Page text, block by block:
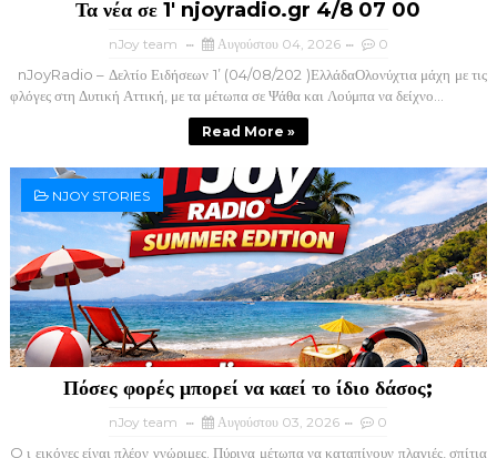
Τα νέα σε 1' njoyradio.gr 4/8 07 00
nJoy team Αυγούστου 04, 2026 0
nJoyRadio – Δελτίο Ειδήσεων 1’ (04/08/202 )ΕλλάδαΟλονύχτια μάχη με τις
φλόγες στη Δυτική Αττική, με τα μέτωπα σε Ψάθα και Λούμπα να δείχνο...
Read More »
NJOY STORIES
Πόσες φορές μπορεί να καεί το ίδιο δάσος;
nJoy team Αυγούστου 03, 2026 0
O ι εικόνες είναι πλέον γνώριμες. Πύρινα μέτωπα να καταπίνουν πλαγιές, σπίτια